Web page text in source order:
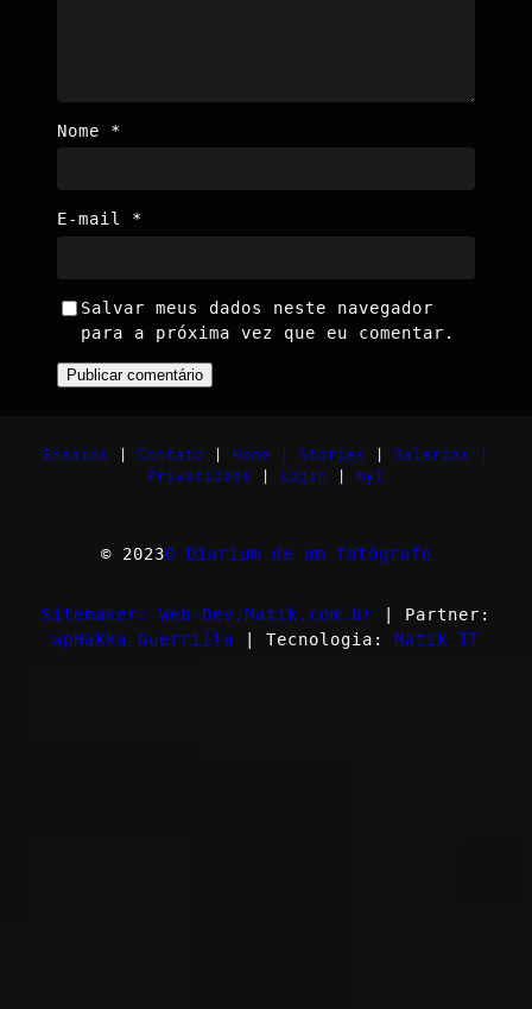
Nome *
E-mail *
Salvar meus dados neste navegador
para a próxima vez que eu comentar.
Ensaios Contato Home | Stories
Galerias |
Privacidade
Login myI
© 2023O Diarium de um fotógrafo
Sitemaker: Web-Dev.Matik.com.br | Partner:
wpHakka Guerrilla | Tecnologia: Matik IT